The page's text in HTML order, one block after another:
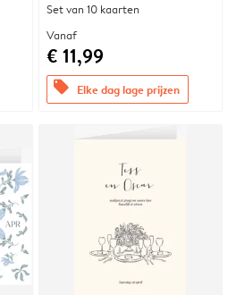
Set van 10 kaarten
Vanaf
€ 11,99
offers Elke dag lage prijzen